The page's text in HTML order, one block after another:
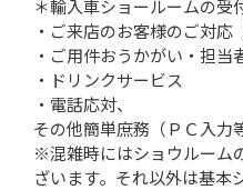
＊輸入車ショールームの受
・ご来店のお客様のご対応
・ご用件おうかがい・担当
・ドリンクサービス
・電話応対、
その他簡単庶務（ＰＣ入力
※混雑時にはショウルーム
ざいます。それ以外は基本